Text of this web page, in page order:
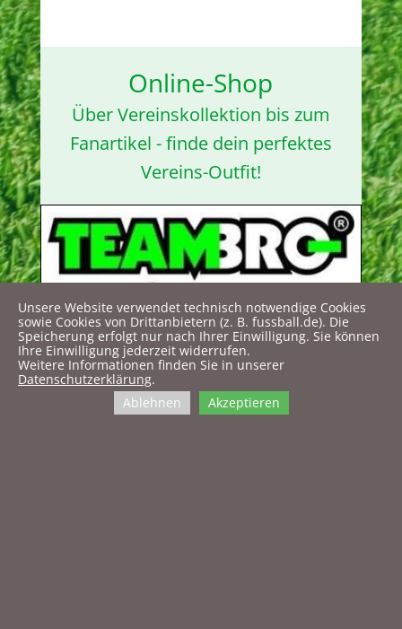
Online-Shop
Über Vereinskollektion bis zum
Fanartikel - finde dein perfektes
Vereins-Outfit!
Sponsoren & Unterstützer
Unsere Website verwendet technisch notwendige Cookies
sowie Cookies von Drittanbietern (z. B. fussball.de). Die
Speicherung erfolgt nur nach Ihrer Einwilligung. Sie können
Ihre Einwilligung jederzeit widerrufen.
Weitere Informationen finden Sie in unserer
Datenschutzerklärung.
Ablehnen
Akzeptieren